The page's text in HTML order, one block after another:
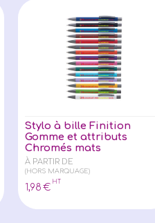
Stylo à bille Finition
Gomme et attributs
Chromés mats
À PARTIR DE
(HORS MARQUAGE)
1,98 €
HT